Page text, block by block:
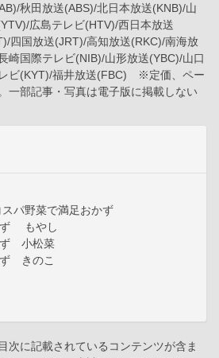
秋田放送(ABS)/北日本放送(KNB)/山
広島テレビ(HTV)/西日本放送
四国放送(JRT)/高知放送(RKC)/南海放
崎国際テレビ(NIB)/山形放送(YBC)/山口
ビ(KYT)/福井放送(FBC) ※定価、ペー
一部記事・写真は電子版に掲載しない
パ野菜で満足おかず
ず もやし
ず 小松菜
ず きのこ
次に記載されているコンテンツが含ま